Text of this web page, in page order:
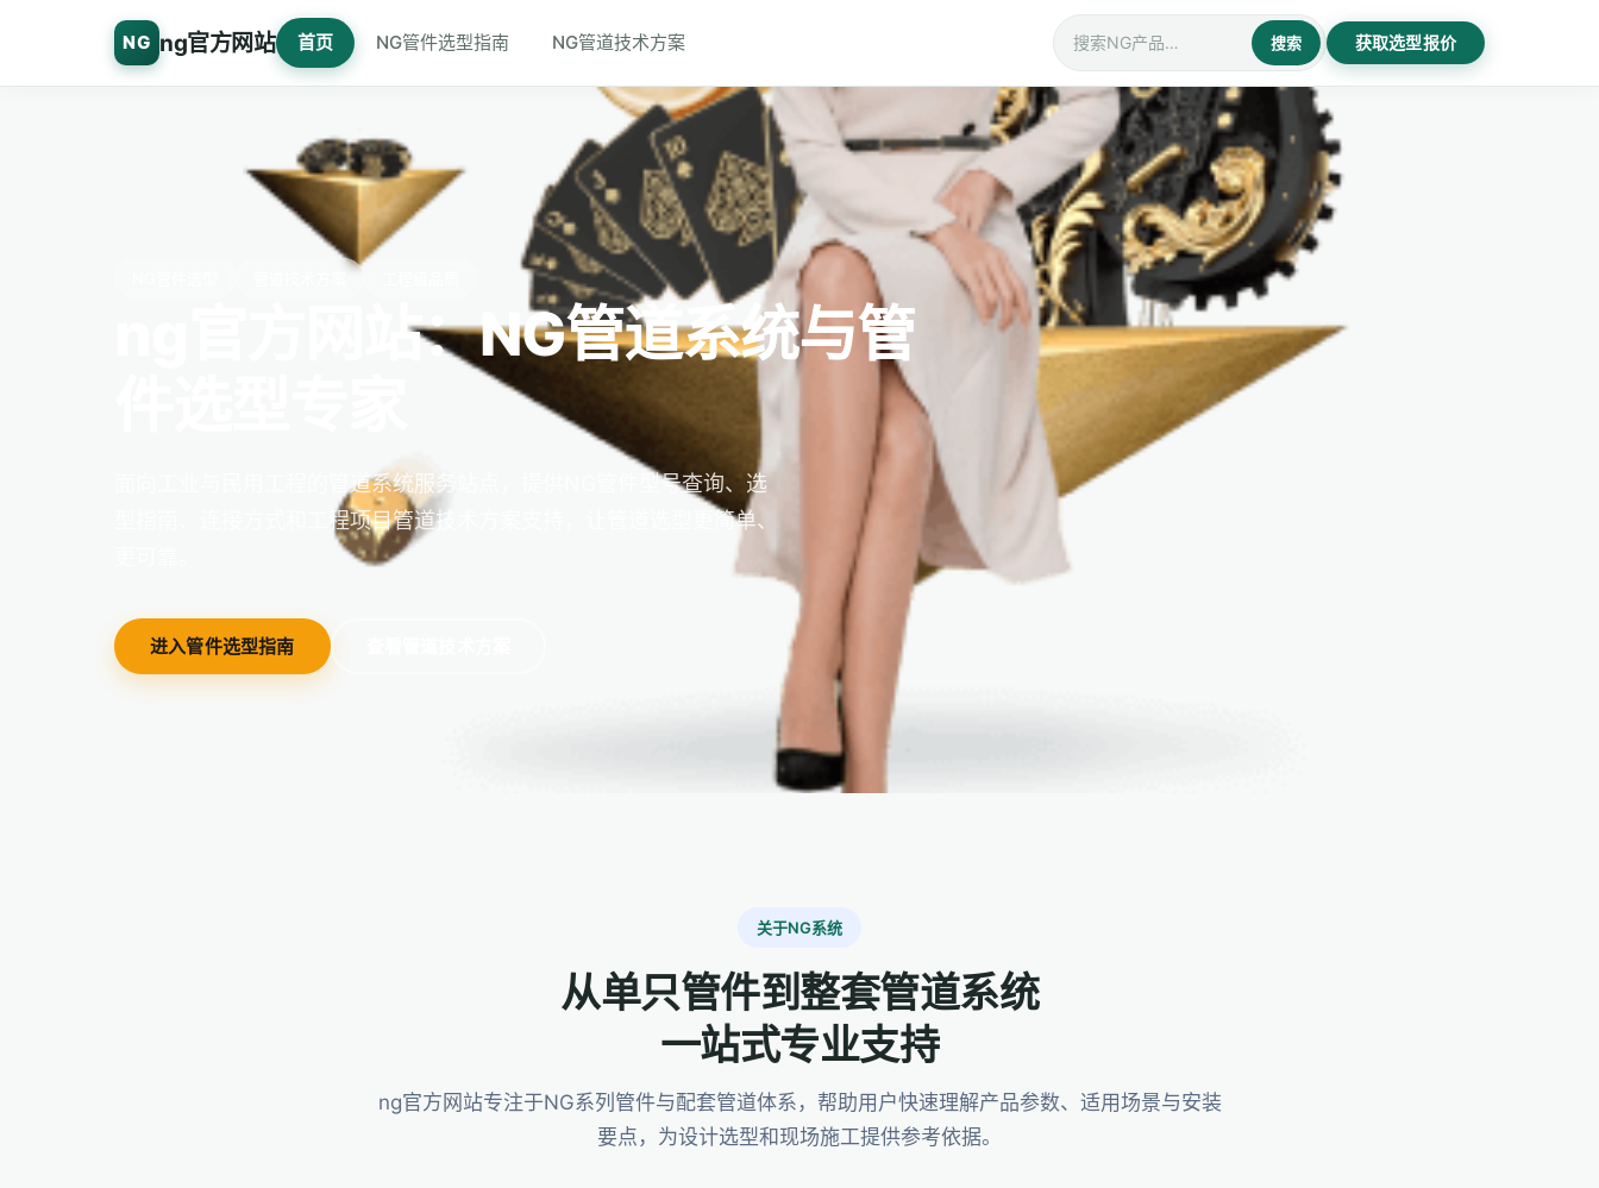
NG ng官方网站 首页 NG管件选型指南 NG管道技术方案 搜索 获取选型报价
ng官方网站：NG管道系统与管
面向工业与民用工程的管道系统服务站点，提供NG管件型号查询、选
型指南、连接方式和工程项目管道技术方案支持，让管道选型更简单、
进入管件选型指南
关于NG系统
从单只管件到整套管道系统
一站式专业支持
ng官方网站专注于NG系列管件与配套管道体系，帮助用户快速理解产品参数、适用场景与安装
要点，为设计选型和现场施工提供参考依据。